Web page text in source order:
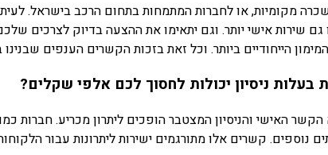
מקומיות, או לחברות המתמחות בתחום הרכב בישראל.
שירות אישי יותר. וגם יתאימו את ההצעה בדיוק לצרכים
הייחודיים ביותר. וכל זאת בזכות הקשרים הענפים
ניסיון יכולות לחסוך לכם אלפי שקלים?
האישי והניסיון המצטבר הופכים ליתרון מכריע. חברות
נוספים. קשרים אלו מתורגמים ישירות ליתרונות עבור